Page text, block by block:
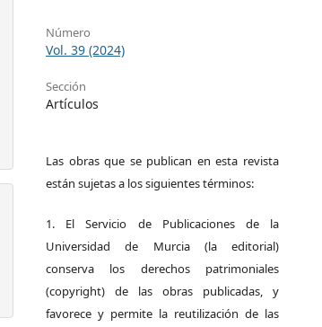
Número
Vol. 39 (2024)
Sección
Artículos
Las obras que se publican en esta revista
están sujetas a los siguientes términos:
1. El Servicio de Publicaciones de la
Universidad de Murcia (la editorial)
conserva los derechos patrimoniales
(copyright) de las obras publicadas, y
favorece y permite la reutilización de las